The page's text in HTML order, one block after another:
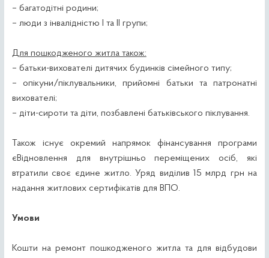
– багатодітні родини;
– люди з інвалідністю І та II групи;
Для пошкодженого житла також:
– батьки-вихователі дитячих будинків сімейного типу;
– опікуни/піклувальники, прийомні батьки та патронатні
вихователі;
– діти-сироти та діти, позбавлені батьківського піклування.
Також існує окремий напрямок фінансування програми
єВідновлення для внутрішньо переміщених осіб, які
втратили своє єдине житло. Уряд виділив 15 млрд грн на
надання житлових сертифікатів для ВПО.
Умови
Кошти на ремонт пошкодженого житла та для відбудови